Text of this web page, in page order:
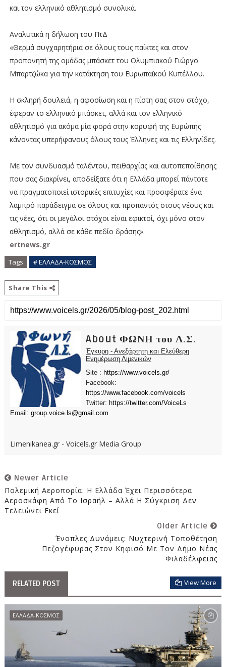
και τον ελληνικό αθλητισμό συνολικά.
Αναλυτικά η δήλωση του ΠτΔ
«Θερμά συγχαρητήρια σε όλους τους παίκτες και στον
προπονητή της ομάδας μπάσκετ του Ολυμπιακού Γιώργο
Μπαρτζώκα για την κατάκτηση του Ευρωπαϊκού Κυπέλλου.
Η σκληρή δουλειά, η αφοσίωση και η πίστη σας στον στόχο,
έφεραν το ελληνικό μπάσκετ, αλλά και τον ελληνικό
αθλητισμό για ακόμα μία φορά στην κορυφή της Ευρώπης
κάνοντας υπερήφανους όλους τους Έλληνες και τις Ελληνίδες.
Με τον συνδυασμό ταλέντου, πειθαρχίας και αυτοπεποίθησης
που σας διακρίνει, αποδείξατε ότι η Ελλάδα μπορεί πάντοτε
να πραγματοποιεί ιστορικές επιτυχίες και προσφέρατε ένα
λαμπρό παράδειγμα σε όλους και προπαντός στους νέους και
τις νέες, ότι οι μεγάλοι στόχοι είναι εφικτοί, όχι μόνο στον
αθλητισμό, αλλά σε κάθε πεδίο δράσης».
ertnews.gr
Tags # ΕΛΛΑΔΑ-ΚΟΣΜΟΣ
Share This
About ΦΩΝΗ του Λ.Σ.
Έγκυρη - Ανεξάρτητη και Ελεύθερη
Ενημέρωση Λιμενικών
Site : https://www.voicels.gr/
Facebook:
https://www.facebook.com/voicels
Twitter: https://twitter.com/VoiceLs
Email: group.voice.ls@gmail.com
Limenikanea.gr - Voicels.gr Media Group
Newer Article
Πολεμική Αεροπορία: Η Ελλάδα Έχει Περισσότερα
Αεροσκάφη Από Το Ισραήλ – Αλλά Η Σύγκριση Δεν
Τελειώνει Εκεί
Older Article
Ένοπλες Δυνάμεις: Νυχτερινή Τοποθέτηση
Πεζογέφυρας Στον Κηφισό Με Τον Δήμο Νέας
Φιλαδέλφειας
RELATED POST View More
ΕΛΛΑΔΑ-ΚΟΣΜΟΣ